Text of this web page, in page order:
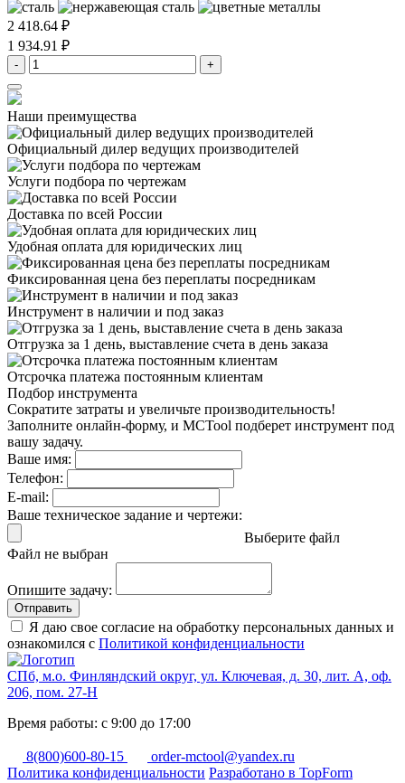
2 418.64 ₽
1 934.91 ₽
- +
Наши преимущества
Официальный дилер ведущих производителей
Услуги подбора по чертежам
Доставка по всей России
Удобная оплата для юридических лиц
Фиксированная цена без переплаты посредникам
Инструмент в наличии и под заказ
Отгрузка за 1 день, выставление счета в день заказа
Отсрочка платежа постоянным клиентам
Подбор инструмента
Сократите затраты и увеличьте производительность!
Заполните онлайн-форму, и MCTool подберет инструмент под
вашу задачу.
Ваше имя:
Телефон:
E-mail:
Ваше техническое задание и чертежи:
Выберите файл
Файл не выбран
Опишите задачу:
Отправить
Я даю свое согласие на обработку персональных данных и
ознакомился с Политикой конфиденциальности
СПб, м.о. Финляндский округ, ул. Ключевая, д. 30, лит. А, оф.
206, пом. 27-Н
Время работы: с 9:00 до 17:00
8(800)600-80-15
order-mctool@yandex.ru
Политика конфиденциальности Разработано в TopForm